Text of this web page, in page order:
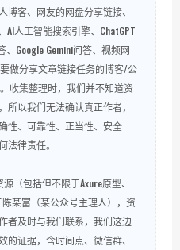
客、网友的网盘分享链接、
AI人工智能搜索引擎、ChatGPT
Google Gemini问答、视频网
做分享文章链接任务的博客/公
收集整理时，我们并不知道资
以我们无法确认真正作者，
性、可靠性、正当性、安全
法律责任。
（包括但不限于Axure原型、
某富（某公众号主理人），资
者及时与我们联系，我们这边
证据，含时间点、微信群、